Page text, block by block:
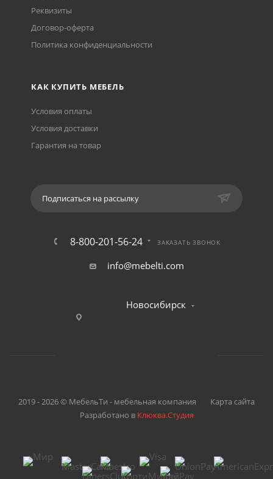
Реквизиты
Договор-оферта
Политика конфиденциальности
КАК КУПИТЬ МЕБЕЛЬ
Условия оплаты
Условия доставки
Гарантия на товар
Подписаться на рассылку
8-800-201-56-24 ЗАКАЗАТЬ ЗВОНОК
info@mebelti.com
Новосибирск
2019 - 2026 © МебельТи - мебельная компания
Карта сайта
Разработано в Клюква.Студия